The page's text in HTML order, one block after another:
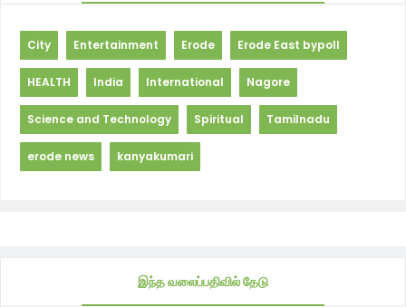
City Entertainment Erode Erode East bypoll
HEALTH India International Nagore
Science and Technology Spiritual Tamilnadu
erode news kanyakumari
இந்த வலைப்பதிவில் தேடு